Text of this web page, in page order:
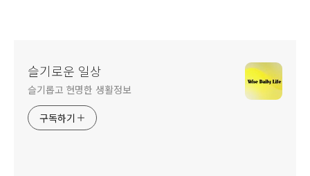
슬기로운 일상
슬기롭고 현명한 생활정보
구독하기